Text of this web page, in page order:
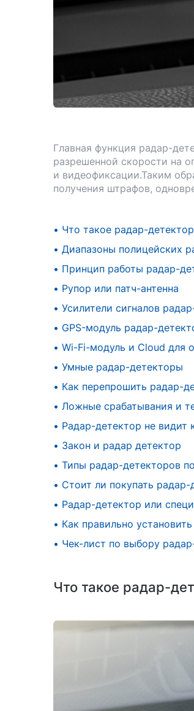
Главная функция радар-
разрешенной скорости на
и видеофиксации.Таким
получения штрафов,
• Что такое радар-детектор
• Диапазоны полицейских
• Принцип работы радар-
• Рупор или патч-антенна
• Усилители сигналов
• GPS-модуль радар-
• Wi-Fi-модуль и Cloud для
• Умные радар-детекторы
• Как перепрошить радар-
• Ложные срабатывания и
• Радар-детектор не видит
• Закон и радар детектор
• Типы радар-детекторов
• Стоит ли покупать радар-
• Радар-детектор или
• Как правильно
• Чек-лист по выбору
Что такое радар-